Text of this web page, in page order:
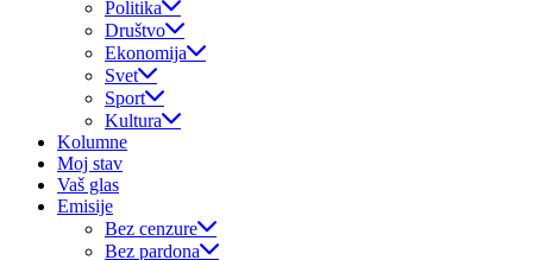
Politika
Društvo
Ekonomija
Svet
Sport
Kultura
Kolumne
Moj stav
Vaš glas
Emisije
Bez cenzure
Bez pardona